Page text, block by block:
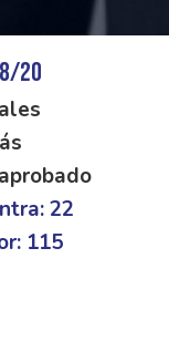
20
22
115